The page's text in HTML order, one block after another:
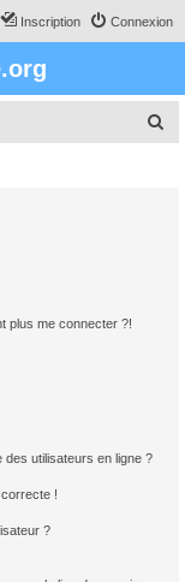
Connexion
Inscription
plus me connecter ?!
des utilisateurs en ligne ?
correcte !
?